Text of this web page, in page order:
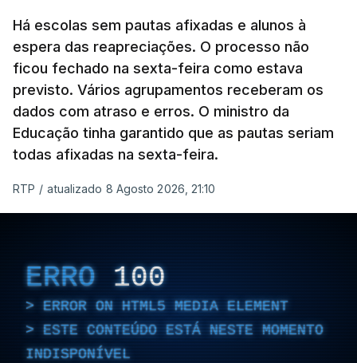
Há escolas sem pautas afixadas e alunos à
espera das reapreciações. O processo não
ficou fechado na sexta-feira como estava
previsto. Vários agrupamentos receberam os
dados com atraso e erros. O ministro da
Educação tinha garantido que as pautas seriam
todas afixadas na sexta-feira.
RTP / atualizado 8 Agosto 2026, 21:10
ERRO 100
ERROR ON HTML5 MEDIA ELEMENT
ESTE CONTEÚDO ESTÁ NESTE MOMENTO
INDISPONÍVEL